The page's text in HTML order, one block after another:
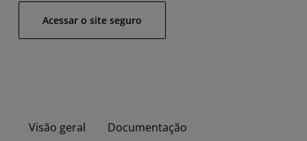
Acessar o site seguro
Visão geral Documentação